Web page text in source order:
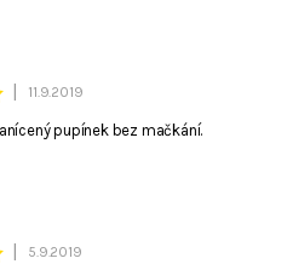
| 11.9.2019
pupínek bez mačkání.
| 5.9.2019